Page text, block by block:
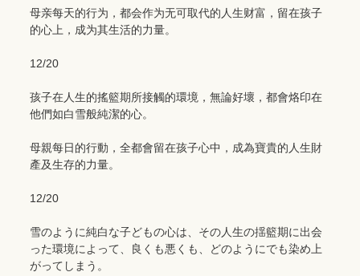
母亲每天的行为，都会作为无可取代的人生财富，留在孩子
的心上，成为其生活的力量。
12/20
孩子在人生的搖籃期所接觸的環境，無論好壞，都會烙印在
他們如白雪般純潔的心。
母親每日的行動，全都會留在孩子心中，成為寶貴的人生財
產及生存的力量。
12/20
雪のように純白な子どもの心は、その人生の揺籃期に出会
った環境によって、良くも悪くも、どのようにでも染め上
がってしまう。